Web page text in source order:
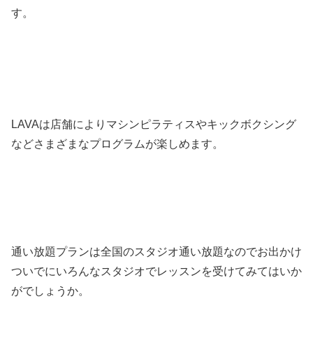
す。
LAVAは店舗によりマシンピラティスやキックボクシング
などさまざまなプログラムが楽しめます。
通い放題プランは全国のスタジオ通い放題なのでお出かけ
ついでにいろんなスタジオでレッスンを受けてみてはいか
がでしょうか。